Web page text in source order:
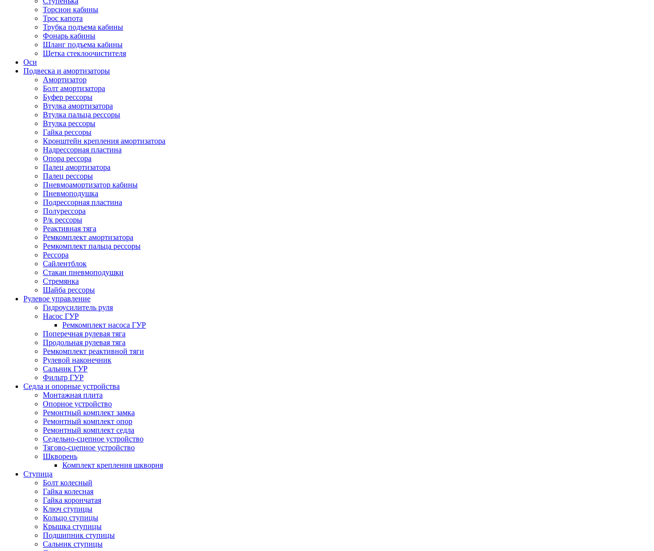
Торсион кабины
Трос капота
Трубка подъема кабины
Фонарь кабины
Шланг подъема кабины
Щетка стеклоочистителя
Оси
Подвеска и амортизаторы
Амортизатор
Болт амортизатора
Буфер рессоры
Втулка амортизатора
Втулка пальца рессоры
Втулка рессоры
Гайка рессоры
Кронштейн крепления амортизатора
Надрессорная пластина
Опора рессора
Палец амортизатора
Палец рессоры
Пневмоамортизатор кабины
Пневмоподушка
Подрессорная пластина
Полурессора
Р/к рессоры
Реактивная тяга
Ремкомплект амортизатора
Ремкомплект пальца рессоры
Рессора
Сайлентблок
Стакан пневмоподушки
Стремянка
Шайба рессоры
Рулевое управление
Гидроусилитель руля
Насос ГУР
Ремкомплект насоса ГУР
Поперечная рулевая тяга
Продольная рулевая тяга
Ремкомплект реактивной тяги
Рулевой наконечник
Сальник ГУР
Фильтр ГУР
Седла и опорные устройства
Монтажная плита
Опорное устройство
Ремонтный комплект замка
Ремонтный комплект опор
Ремонтный комплект седла
Седельно-сцепное устройство
Тягово-сцепное устройство
Шкворень
Комплект крепления шкворня
Ступица
Болт колесный
Гайка колесная
Гайка корончатая
Ключ ступицы
Кольцо ступицы
Крышка ступицы
Подшипник ступицы
Сальник ступицы